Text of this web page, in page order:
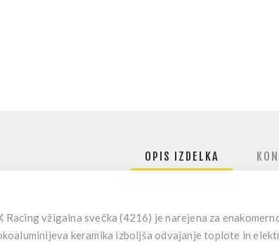
OPIS IZDELKA
Racing vžigalna svečka (4216) je narejena za
keramika izboljša odvajanje toplote in